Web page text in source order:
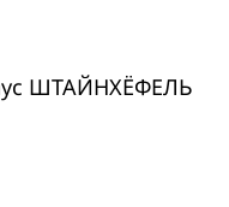
ШТАЙНХЁФЕЛЬ